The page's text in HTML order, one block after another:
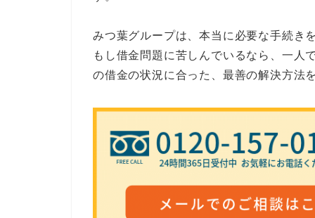
みつ葉グループは、本当に必要な手続き
もし借金問題に苦しんでいるなら、一人
の借金の状況に合った、最善の解決方法